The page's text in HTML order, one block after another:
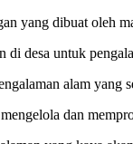
yang dibuat oleh
desa untuk
alam yang
dan